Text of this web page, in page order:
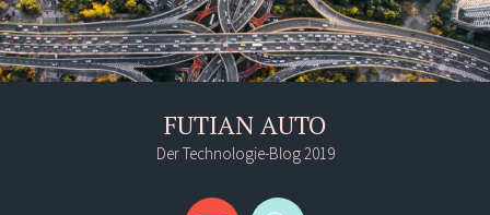
FUTIAN AUTO
Der Technologie-Blog 2019